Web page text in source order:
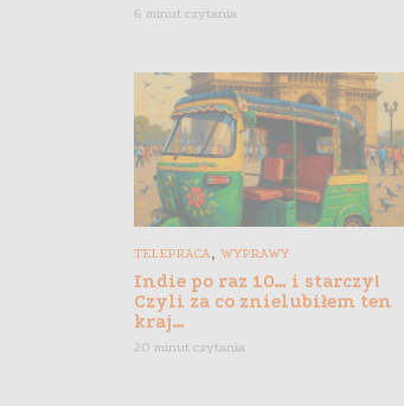
6 minut czytania
TELEPRACA, WYPRAWY
Indie po raz 10… i starczy!
Czyli za co znielubiłem ten
kraj…
20 minut czytania